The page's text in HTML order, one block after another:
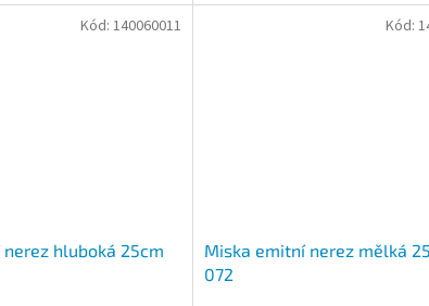
hluboká 25cm
Kód: 140060011
Miska emitní nerez mělká
072
Kód: